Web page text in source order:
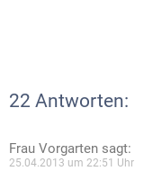
22 Antworten:
Frau Vorgarten sagt:
25.04.2013 um 22:51 Uhr